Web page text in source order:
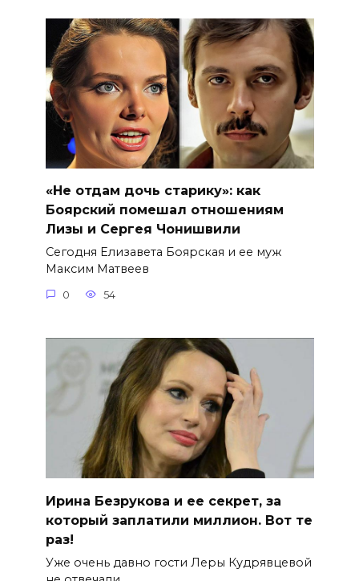
«Не отдам дочь старику»: как
Боярский помешал отношениям
Лизы и Сергея Чонишвили
Сегодня Елизавета Боярская и ее муж
Максим Матвеев
0 54
Ирина Безрукова и ее секрет, за
который заплатили миллион. Вот те
раз!
Уже очень давно гости Леры Кудрявцевой